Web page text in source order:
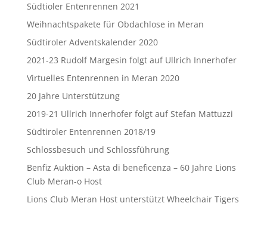
Südtioler Entenrennen 2021
Weihnachtspakete für Obdachlose in Meran
Südtiroler Adventskalender 2020
2021-23 Rudolf Margesin folgt auf Ullrich Innerhofer
Virtuelles Entenrennen in Meran 2020
20 Jahre Unterstützung
2019-21 Ullrich Innerhofer folgt auf Stefan Mattuzzi
Südtiroler Entenrennen 2018/19
Schlossbesuch und Schlossführung
Benfiz Auktion – Asta di beneficenza – 60 Jahre Lions
Club Meran-o Host
Lions Club Meran Host unterstützt Wheelchair Tigers